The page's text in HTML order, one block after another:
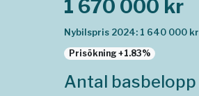
1 670 000 kr
Nybilspris 2024: 1 640 000 kr
Prisökning +1.83%
Antal basbelopp